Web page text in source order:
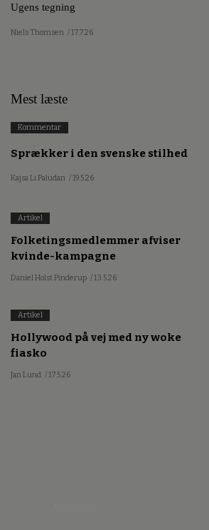
Ugens tegning
Niels Thomsen / 17.7.26
Mest læste
Kommentar
Sprækker i den svenske stilhed
Kajsa Li Paludan / 19.5.26
Artikel
Folketingsmedlemmer afviser
kvinde-kampagne
Daniel Holst Pinderup / 13.5.26
Artikel
Hollywood på vej med ny woke
fiasko
Jan Lund / 17.5.26